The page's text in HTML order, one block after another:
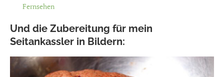
Fernsehen
Und die Zubereitung für mein
Seitankassler in Bildern: